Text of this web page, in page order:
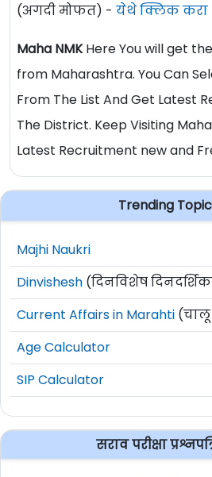
(अगदी मोफत) - येथे क्लिक करा
Maha NMKHere You will get
from Maharashtra. You Can
From The List And Get Latest
The District. Keep Visiting
Latest Recruitment new and
Trending
Majhi Naukri
Dinvishesh (दिनविशेष
Current Affairs in Marahti (चालू
Age Calculator
SIP Calculator
सराव परीक्षा